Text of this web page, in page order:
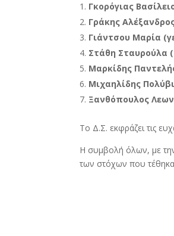
Γκορόγιας
Γράκης
Γιάντσου Μαρία
Στάθη Σταυρούλα
Μαρκίδης
Μιχαηλίδης
Ξανθόπουλος
Το Δ.Σ. εκφράζει τις
Η συμβολή όλων, με την
των στόχων που